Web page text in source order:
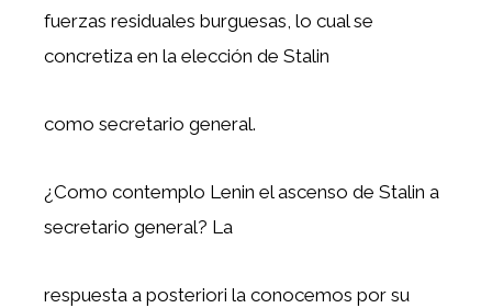
fuerzas residuales burguesas, lo cual se
concretiza en la elección de Stalin
como secretario general.
¿Como contemplo Lenin el ascenso de Stalin a
secretario general? La
respuesta a posteriori la conocemos por su